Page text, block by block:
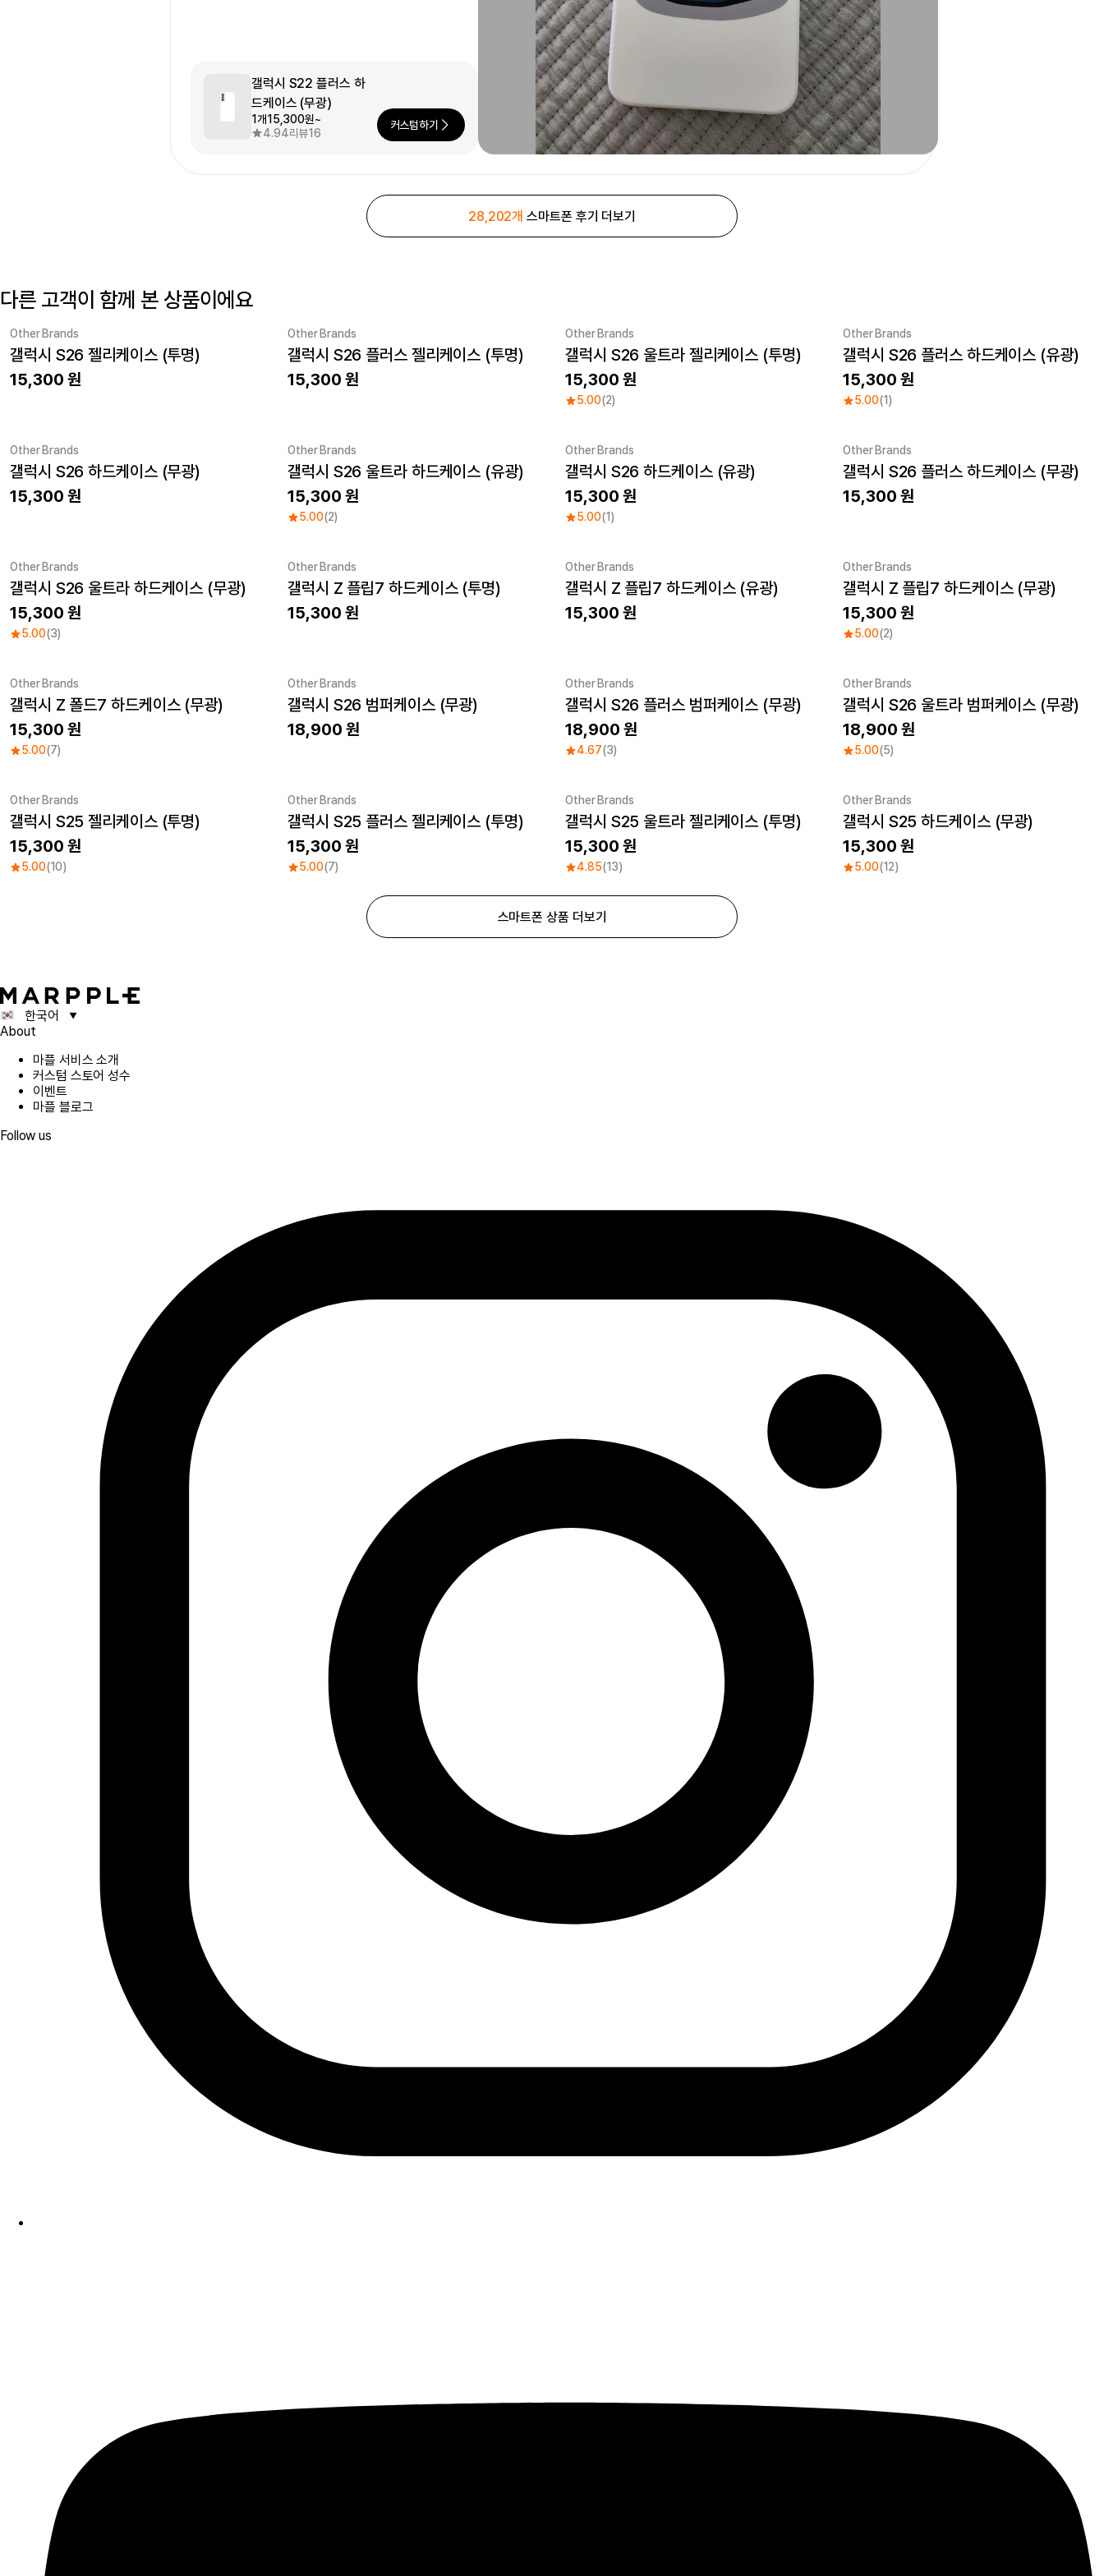
갤럭시 S22 플러스 하
드케이스 (무광)
1개15,300원~
4.94리뷰16
커스텀하기
28,202개스마트폰 후기 더보기
다른 고객이 함께 본 상품이에요
New
Other Brands
갤럭시 S26 젤리케이스 (투명)
15,300
New
Other Brands
갤럭시 S26 플러스 젤리케이스 (투명)
15,300
New
Other Brands
갤럭시 S26 울트라 젤리케이스 (투명)
15,300
5.00(2)
New
Other Brands
갤럭시 S26 플러스 하드케이스 (유광)
15,300
5.00(1)
New
Other Brands
갤럭시 S26 하드케이스 (무광)
15,300
New
Other Brands
갤럭시 S26 울트라 하드케이스 (유광)
15,300
5.00(2)
New
Other Brands
갤럭시 S26 하드케이스 (유광)
15,300
5.00(1)
New
Other Brands
갤럭시 S26 플러스 하드케이스 (무광)
15,300
New
Other Brands
갤럭시 S26 울트라 하드케이스 (무광)
15,300
5.00(3)
New
Other Brands
갤럭시 Z 플립7 하드케이스 (투명)
15,300
New
Other Brands
갤럭시 Z 플립7 하드케이스 (유광)
15,300
Other Brands
갤럭시 Z 플립7 하드케이스 (무광)
15,300
5.00(2)
Other Brands
갤럭시 Z 폴드7 하드케이스 (무광)
15,300
5.00(7)
New
Other Brands
갤럭시 S26 범퍼케이스 (무광)
18,900
New
Other Brands
갤럭시 S26 플러스 범퍼케이스 (무광)
18,900
4.67(3)
New
Other Brands
갤럭시 S26 울트라 범퍼케이스 (무광)
18,900
5.00(5)
Other Brands
갤럭시 S25 젤리케이스 (투명)
15,300
5.00(10)
Other Brands
갤럭시 S25 플러스 젤리케이스 (투명)
15,300
5.00(7)
Other Brands
갤럭시 S25 울트라 젤리케이스 (투명)
15,300
4.85(13)
Other Brands
갤럭시 S25 하드케이스 (무광)
15,300
5.00(12)
스마트폰 상품 더보기
한국어
About
마플 서비스 소개
커스텀 스토어 성수
이벤트
마플 블로그
Follow us